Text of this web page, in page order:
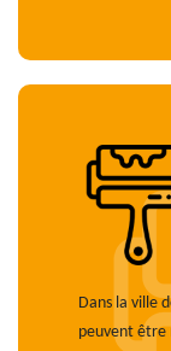
Dans la ville
peuvent être